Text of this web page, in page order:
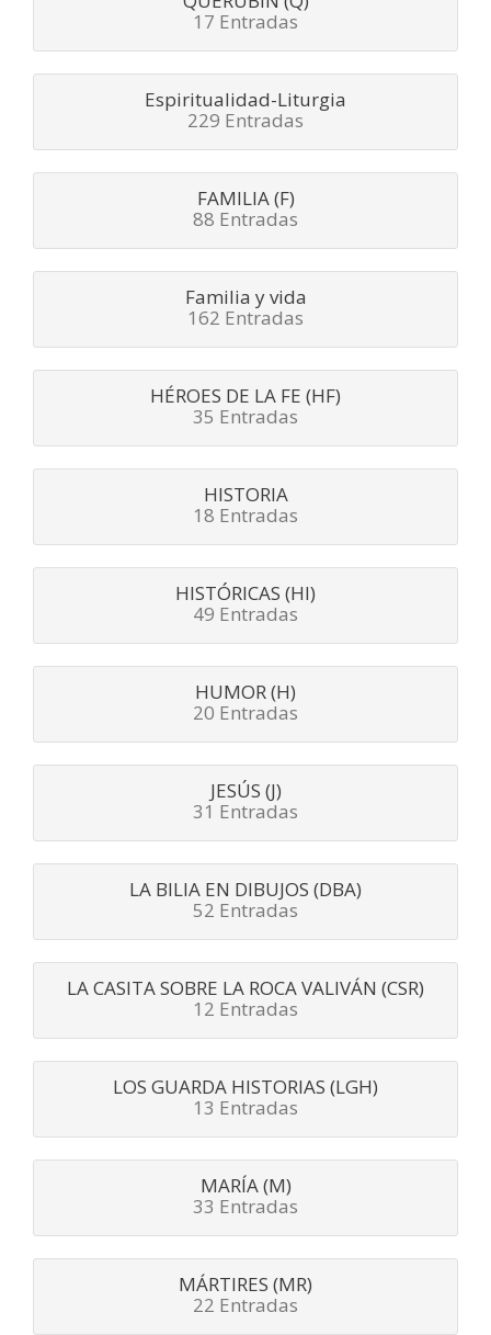
17 Entradas
Espiritualidad-Liturgia
229 Entradas
FAMILIA (F)
88 Entradas
Familia y vida
162 Entradas
HÉROES DE LA FE (HF)
35 Entradas
HISTORIA
18 Entradas
HISTÓRICAS (HI)
49 Entradas
HUMOR (H)
20 Entradas
JESÚS (J)
31 Entradas
LA BILIA EN DIBUJOS (DBA)
52 Entradas
LA CASITA SOBRE LA ROCA VALIVÁN (CSR)
12 Entradas
LOS GUARDA HISTORIAS (LGH)
13 Entradas
MARÍA (M)
33 Entradas
MÁRTIRES (MR)
22 Entradas